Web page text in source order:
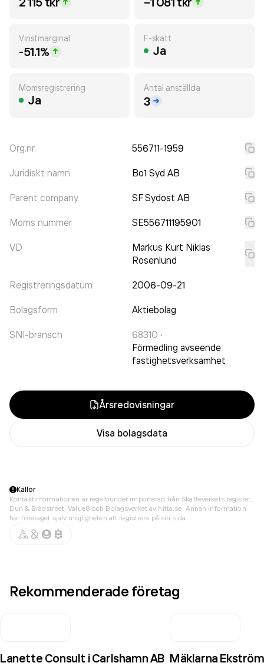
Vinstmarginal
-51.1%
F-skatt
Ja
Momsregistrering
Ja
Antal anställda
3
Org.nr. 556711-1959
Juridiskt namn Bo1 Syd AB
Parent company SF Sydost AB
Moms nummer SE556711195901
VD
Markus Kurt Niklas
Rosenlund
Registreringsdatum 2006-09-21
Bolagsform Aktiebolag
SNI-bransch 68310 ·
Förmedling avseende
fastighetsverksamhet
Årsredovisningar
Visa bolagsdata
Källor
Kontaktinformationen är regelbundet importerad från Skatteverkets register,
Dun & Bradstreet, Value8 och Bolagsverket av hitta.se. Annan information
har företaget själv möjligheten att registrera på sin sida.
Rekommenderade företag
Lanette Consult i Carlshamn AB Mäklarna Ekström